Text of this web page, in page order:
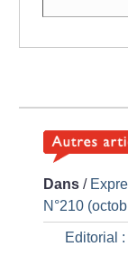
Dans /
N°210
Editorial